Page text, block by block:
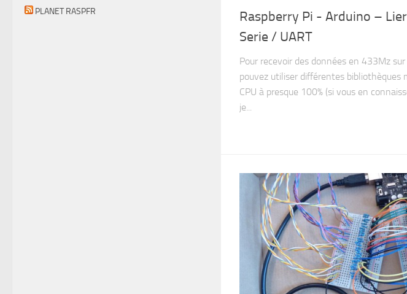
Raspberry Pi - Arduino –
Serie / UART
Pour recevoir des données en 433Mz
pouvez utiliser différentes bibliothèques
CPU à presque 100% (si vous en
je...
PLANET RASPFR